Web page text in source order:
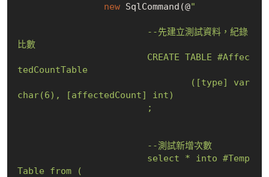
new SqlCommand(@"
比數
tedCountTable
char(6), [affectedCount] int)
Table from (